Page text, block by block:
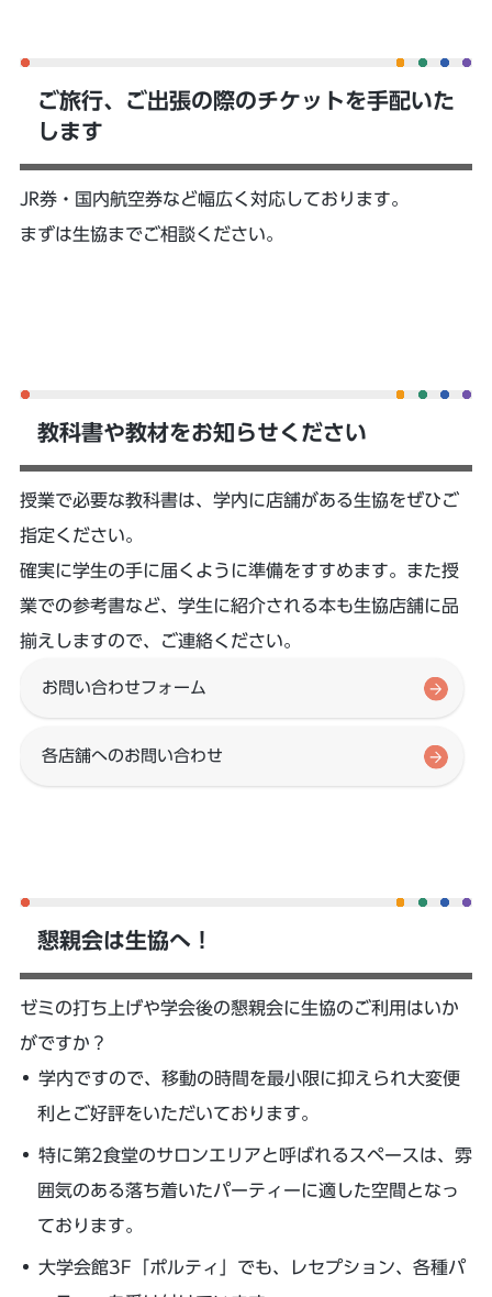
ご旅行、ご出張の際のチケットを手配いた
します
JR券・国内航空券など幅広く対応しております。
まずは生協までご相談ください。
教科書や教材をお知らせください
授業で必要な教科書は、学内に店舗がある生協をぜひご
指定ください。
確実に学生の手に届くように準備をすすめます。また授
業での参考書など、学生に紹介される本も生協店舗に品
揃えしますので、ご連絡ください。
お問い合わせフォーム
各店舗へのお問い合わせ
懇親会は生協へ！
ゼミの打ち上げや学会後の懇親会に生協のご利用はいか
がですか？
学内ですので、移動の時間を最小限に抑えられ大変便
利とご好評をいただいております。
特に第2食堂のサロンエリアと呼ばれるスペースは、雰
囲気のある落ち着いたパーティーに適した空間となっ
ております。
大学会館3F「ポルティ」でも、レセプション、各種パ